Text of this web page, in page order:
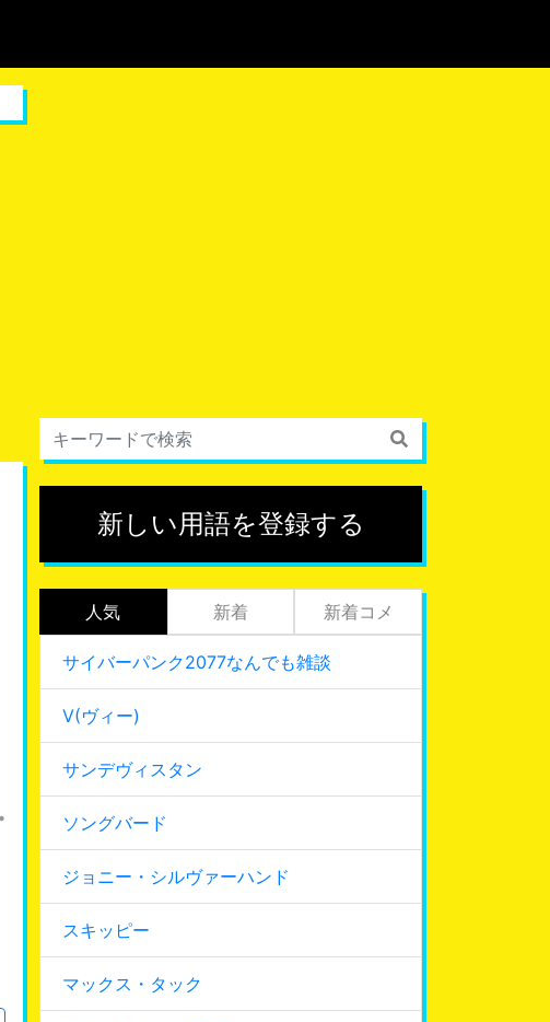
新しい用語を登録する
人気 新着 新着コメ
サイバーパンク2077なんでも雑談
V(ヴィー)
サンデヴィスタン
ソングバード
ジョニー・シルヴァーハンド
スキッピー
マックス・タック